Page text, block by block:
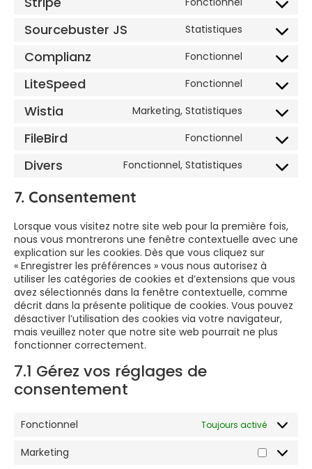
Sourcebuster JS Statistiques
Complianz Fonctionnel
LiteSpeed Fonctionnel
Wistia Marketing, Statistiques
FileBird Fonctionnel
Divers Fonctionnel, Statistiques
7. Consentement
Lorsque vous visitez notre site web pour la première fois,
nous vous montrerons une fenêtre contextuelle avec une
explication sur les cookies. Dès que vous cliquez sur
« Enregistrer les préférences » vous nous autorisez à
utiliser les catégories de cookies et d’extensions que vous
avez sélectionnés dans la fenêtre contextuelle, comme
décrit dans la présente politique de cookies. Vous pouvez
désactiver l’utilisation des cookies via votre navigateur,
mais veuillez noter que notre site web pourrait ne plus
fonctionner correctement.
7.1 Gérez vos réglages de
consentement
Fonctionnel Toujours activé
Marketing